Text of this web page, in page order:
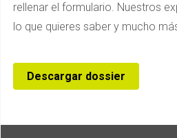
rellenar el formulario. Nuestros
lo que quieres saber y mucho
Descargar dossier